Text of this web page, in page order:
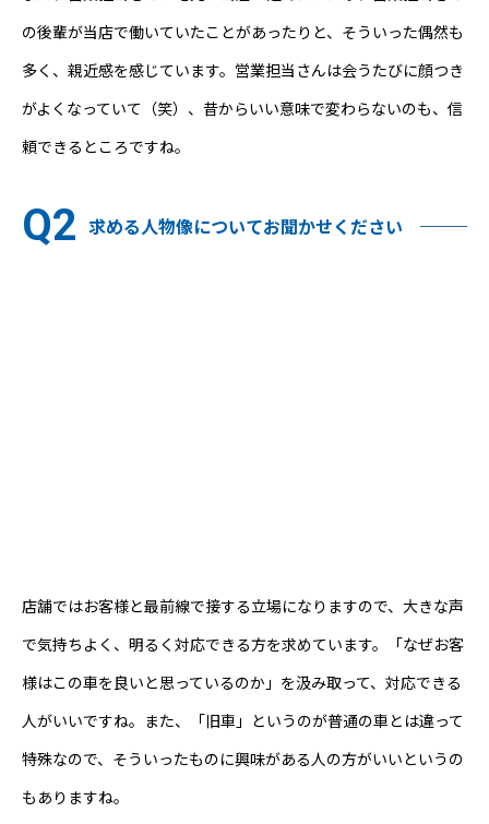
の後輩が当店で働いていたことがあったりと、そういった偶然も
多く、親近感を感じています。営業担当さんは会うたびに顔つき
がよくなっていて（笑）、昔からいい意味で変わらないのも、信
頼できるところですね。
求める人物像についてお聞かせください
店舗ではお客様と最前線で接する立場になりますので、大きな声
で気持ちよく、明るく対応できる方を求めています。「なぜお客
様はこの車を良いと思っているのか」を汲み取って、対応できる
人がいいですね。また、「旧車」というのが普通の車とは違って
特殊なので、そういったものに興味がある人の方がいいというの
もありますね。